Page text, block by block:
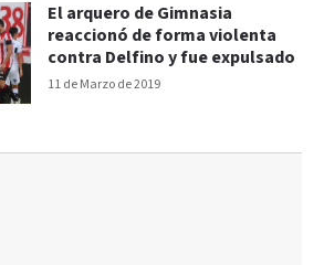
11 de Marzo de 2019
El arquero de Gimnasia
reaccionó de forma violenta
contra Delfino y fue expulsado